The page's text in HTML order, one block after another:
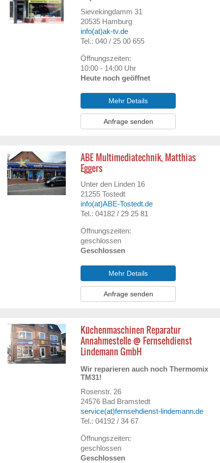
Sievekingdamm 31
20535 Hamburg
info(at)ak-tv.de
Tel.: 040 / 25 00 655
Öffnungszeiten:
10:00 - 14:00 Uhr
Heute noch geöffnet
Mehr Details
Anfrage senden
ABE Multimediatechnik, Matthias
Eggers
Unter den Linden 16
21255 Tostedt
info(at)ABE-Tostedt.de
Tel.: 04182 / 29 25 81
Öffnungszeiten:
geschlossen
Geschlossen
Mehr Details
Anfrage senden
Küchenmaschinen Reparatur
Annahmestelle @ Fernsehdienst
Lindemann GmbH
Wir reparieren auch noch Thermomix
TM31!
Rosenstr. 26
24576 Bad Bramstedt
service(at)fernsehdienst-lindemann.de
Tel.: 04192 / 34 67
Öffnungszeiten:
geschlossen
Geschlossen